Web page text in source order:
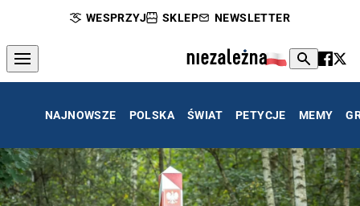
WESPRZYJ SKLEP NEWSLETTER
NAJNOWSZE POLSKA ŚWIAT PETYCJE MEMY